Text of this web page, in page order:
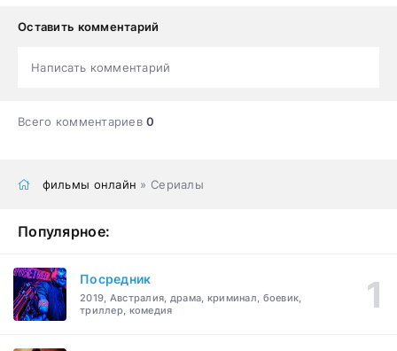
Оставить комментарий
Написать комментарий
Всего комментариев0
фильмы онлайн » Сериалы
Популярное:
Посредник
2019, Австралия, драма, криминал, боевик,
триллер, комедия